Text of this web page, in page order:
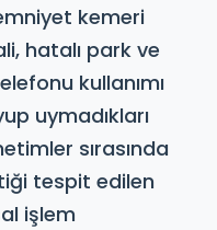
kemeri
hatalı park ve
kullanımı
uymadıkları
sırasında
tespit edilen
işlem